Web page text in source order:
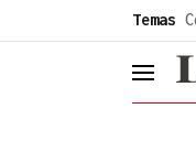
Temas